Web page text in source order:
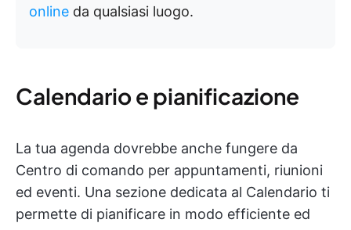
online da qualsiasi luogo.
Calendario e pianificazione
La tua agenda dovrebbe anche fungere da
Centro di comando per appuntamenti, riunioni
ed eventi. Una sezione dedicata al Calendario ti
permette di pianificare in modo efficiente ed